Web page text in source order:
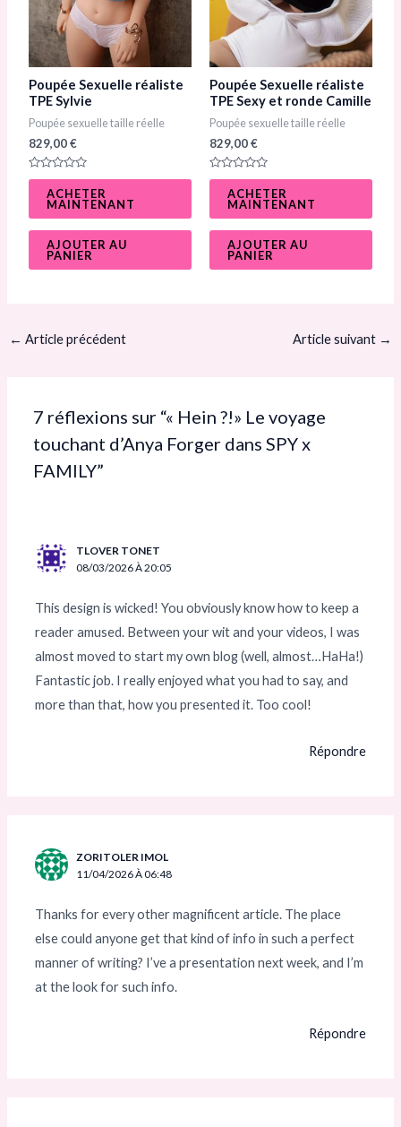
Poupée Sexuelle réaliste
TPE Sylvie
Poupée sexuelle taille réelle
829,00€
N
0
s
ACHETER
MAINTENANT
AJOUTER AU
PANIER
Poupée Sexuelle réaliste
TPE Sexy et ronde Camille​
Poupée sexuelle taille réelle
829,00€
N
0
s
ACHETER
MAINTENANT
AJOUTER AU
PANIER
← Article précédent Article suivant →
7 réflexions sur “« Hein ?!» Le voyage
touchant d’Anya Forger dans SPY x
FAMILY”
TLOVER TONET
08/03/2026 À 20:05
This design is wicked! You obviously know how to keep a
reader amused. Between your wit and your videos, I was
almost moved to start my own blog (well, almost…HaHa!)
Fantastic job. I really enjoyed what you had to say, and
more than that, how you presented it. Too cool!
Répondre
ZORITOLER IMOL
11/04/2026 À 06:48
Thanks for every other magnificent article. The place
else could anyone get that kind of info in such a perfect
manner of writing? I’ve a presentation next week, and I’m
at the look for such info.
Répondre